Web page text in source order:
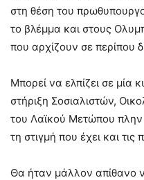
στη θέση του
το βλέμμα και στους
που αρχίζουν σε περίπου
Μπορεί να ελπίζει σε μία
στήριξη Σοσιαλιστών,
του Λαϊκού Μετώπου
τη στιγμή που έχει και
Θα ήταν μάλλον απίθανο